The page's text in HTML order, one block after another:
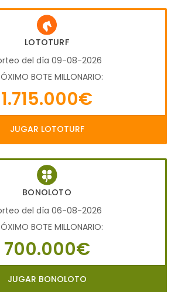
LOTOTURF
del día 09-08-2026
BOTE MILLONARIO:
1.715.000€
JUGAR LOTOTURF
BONOLOTO
del día 06-08-2026
BOTE MILLONARIO:
700.000€
JUGAR BONOLOTO